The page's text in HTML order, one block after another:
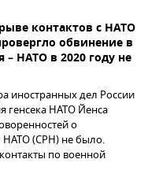
контактов с НАТО
обвинение в
– НАТО в 2020 году не
иностранных дел России
генсека НАТО Йенса
о
НАТО (СРН) не было.
по военной